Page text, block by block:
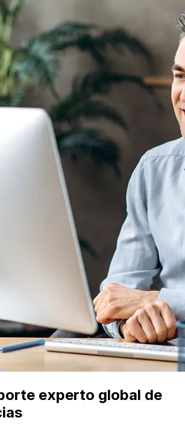
experto global de